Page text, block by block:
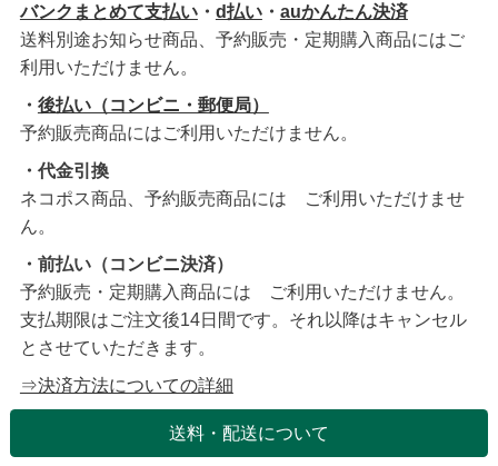
バンクまとめて支払い・ d払い・ auかんたん決済
送料別途お知らせ商品、予約販売・定期購入商品にはご
利用いただけません。
・ 後払い（コンビニ・郵便局）
予約販売商品にはご利用いただけません。
・代金引換
ネコポス商品、予約販売商品には ご利用いただけませ
ん。
・前払い（コンビニ決済）
予約販売・定期購入商品には ご利用いただけません。
支払期限はご注文後14日間です。それ以降はキャンセル
とさせていただきます。
⇒決済方法についての詳細
送料・配送について